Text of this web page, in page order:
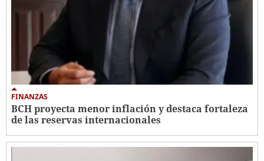
FINANZAS
BCH proyecta menor inflación y destaca fortaleza
de las reservas internacionales